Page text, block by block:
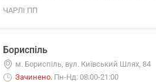
ЧАРЛІ ПП
Бориспіль
м. Бориспіль, вул. Київський Шлях, 84
Зачинено. Пн-Нд: 08:00-21:00